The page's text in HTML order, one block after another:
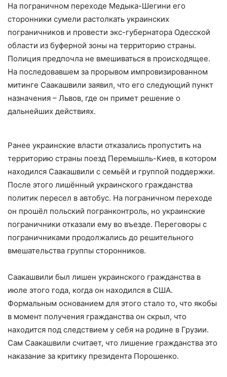
На пограничном переходе Медыка-Шегини его
сторонники сумели растолкать украинских
пограничников и провести экс-губернатора Одесской
области из буферной зоны на территорию страны.
Полиция предпочла не вмешиваться в происходящее.
На последовавшем за прорывом импровизированном
митинге Саакашвили заявил, что его следующий пункт
назначения – Львов, где он примет решение о
дальнейших действиях.
Ранее украинские власти отказались пропустить на
территорию страны поезд Перемышль-Киев, в котором
находился Саакашвили с семьёй и группой поддержки.
После этого лишённый украинского гражданства
политик пересел в автобус. На пограничном переходе
он прошёл польский погранконтроль, но украинские
пограничники отказали ему во въезде. Переговоры с
пограничниками продолжались до решительного
вмешательства группы сторонников.
Саакашвили был лишен украинского гражданства в
июле этого года, когда он находился в США.
Формальным основанием для этого стало то, что якобы
в момент получения гражданства он скрыл, что
находится под следствием у себя на родине в Грузии.
Сам Саакашвили считает, что лишение гражданства это
наказание за критику президента Порошенко.